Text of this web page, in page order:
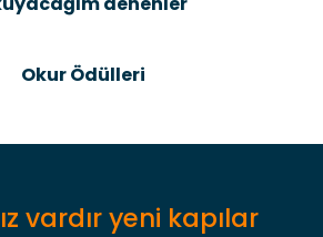
Okur Ödülleri
vardır yeni kapılar